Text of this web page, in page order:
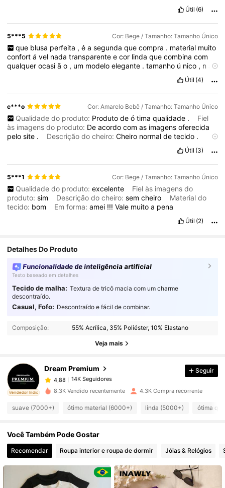
Útil (6)
5***5 Cor: Bege / Tamanho: Tamanho Único
que blusa perfeita , é a segunda que compra . material muito
confortável nadatransparenteecor lindaquecombinacom
qualquerocasião , um modeloelegante .tamanho ú nico , n
ã
Útil (4)
c***o Cor: Amarelo Bebê / Tamanho: Tamanho Único
Qualidade do produto: Produto de ó tima qualidade .
Fiel
às imagens do produto: Deacordocomas imagensoferecida
pelosite . Descrição do cheiro:Cheiro normaldetecido .
super
Útil (3)
5***1 Cor: Bege / Tamanho: Tamanho Único
Qualidade do produto: excelente
Fiel às imagens do
produto:sim Descrição do cheiro:semcheiro
Material do
tecido: bom Em forma:amei !!!Vale muitoa pena
Útil (2)
Detalhes Do Produto
Funcionalidade de inteligência artificial
Texto baseado em detalhes
Tecido de malha: Textura de tricô macia com um charme
descontraído.
Casual, Fofo: Descontraído e fácil de combinar.
Composição: 55% Acrílica, 35% Poliéster, 10% Elastano
Veja mais
Vendedor Indicado
Dream Premium
14K Seguidores
4,88
14K Seguidores
d***o
14K Seguidores
4,88 14K Seguidores
4,88 14K Seguidores
Seguir
8.3K Vendido recentemente 4.3K Compra recorrente
suave (7000+) ótimo material (6000+) linda (5000+) ótima
Você Também Pode Gostar
Recomendar Roupa interior e roupa de dormir Jóias & Relógios